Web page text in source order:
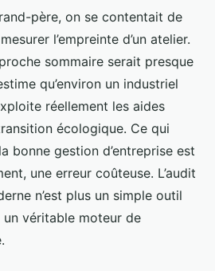
père, on se contentait de
l’empreinte d’un atelier.
sommaire serait presque
qu’environ un industriel
réellement les aides
écologique. Ce qui
bonne gestion d’entreprise est
une erreur coûteuse. L’audit
n’est plus un simple outil
véritable moteur de